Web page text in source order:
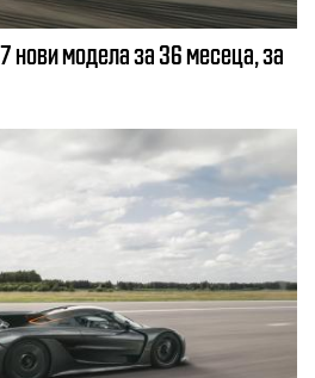
нови модела за 36 месеца, за